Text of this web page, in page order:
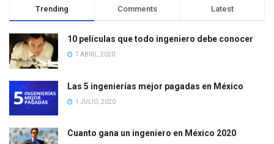
Trending Comments Latest
10 películas que todo ingeniero debe conocer
7 ABRIL, 2020
Las 5 ingenierías mejor pagadas en México
1 JULIO, 2020
Cuanto gana un ingeniero en México 2020